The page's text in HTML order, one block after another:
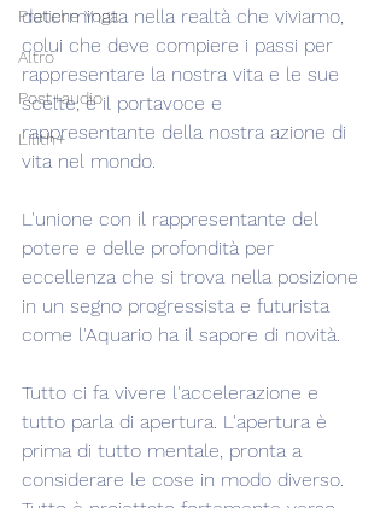
Pratiche Yoga
Altro
Post+audio
Lilith+
determinata nella realtà che viviamo,
colui che deve compiere i passi per
rappresentare la nostra vita e le sue
scelte, è il portavoce e
rappresentante della nostra azione di
vita nel mondo.
L'unione con il rappresentante del
potere e delle profondità per
eccellenza che si trova nella posizione
in un segno progressista e futurista
come l'Aquario ha il sapore di novità.
Tutto ci fa vivere l'accelerazione e
tutto parla di apertura. L'apertura è
prima di tutto mentale, pronta a
considerare le cose in modo diverso.